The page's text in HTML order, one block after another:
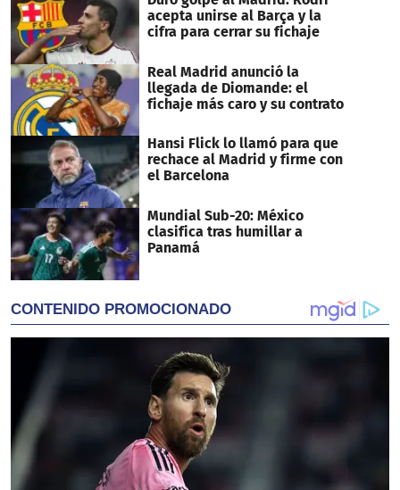
acepta unirse al Barça y la
cifra para cerrar su fichaje
Real Madrid anunció la
llegada de Diomande: el
fichaje más caro y su contrato
Hansi Flick lo llamó para que
rechace al Madrid y firme con
el Barcelona
Mundial Sub-20: México
clasifica tras humillar a
Panamá